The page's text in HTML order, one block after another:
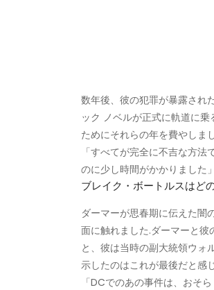
数年後、彼の犯罪が暴露され
ック ノベルが正式に軌道に
ためにそれらの年を費やしま
「すべてが完全に不吉な方
のに少し時間がかかりました
ブレイク・ボートルスはど
ダーマーが思春期に伝えた闇
面に触れました.ダーマーと彼
と、彼は当時の副大統領ウォ
示したのはこれが最後だと感
「DCでのあの事件は、おそ